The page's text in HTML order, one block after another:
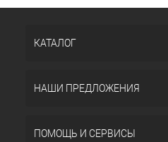
КАТАЛОГ
НАШИ ПРЕДЛОЖЕНИЯ
ПОМОЩЬ И СЕРВИСЫ